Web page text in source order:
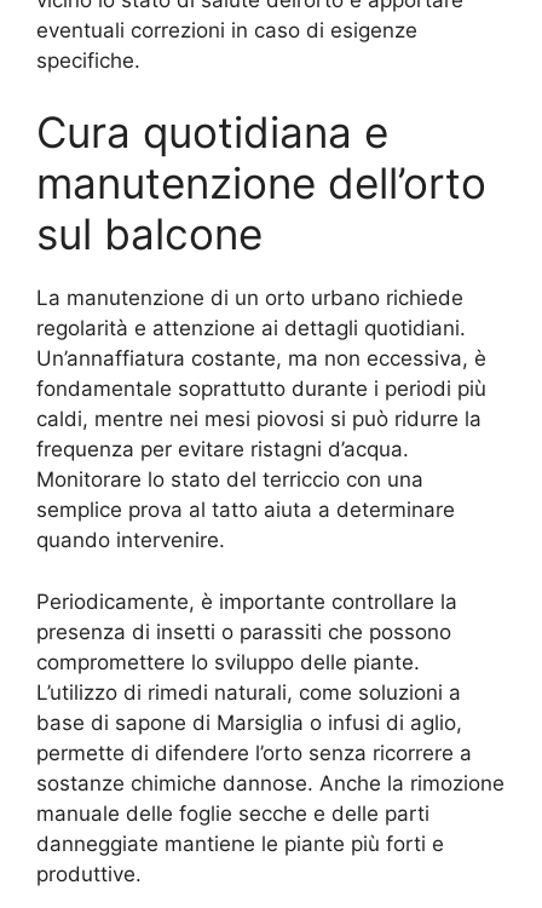
eventuali correzioni in caso di esigenze
specifiche.
Cura quotidiana e
manutenzione dell’orto
sul balcone
La manutenzione di un orto urbano richiede
regolarità e attenzione ai dettagli quotidiani.
Un’annaffiatura costante, ma non eccessiva, è
fondamentale soprattutto durante i periodi più
caldi, mentre nei mesi piovosi si può ridurre la
frequenza per evitare ristagni d’acqua.
Monitorare lo stato del terriccio con una
semplice prova al tatto aiuta a determinare
quando intervenire.
Periodicamente, è importante controllare la
presenza di insetti o parassiti che possono
compromettere lo sviluppo delle piante.
L’utilizzo di rimedi naturali, come soluzioni a
base di sapone di Marsiglia o infusi di aglio,
permette di difendere l’orto senza ricorrere a
sostanze chimiche dannose. Anche la rimozione
manuale delle foglie secche e delle parti
danneggiate mantiene le piante più forti e
produttive.